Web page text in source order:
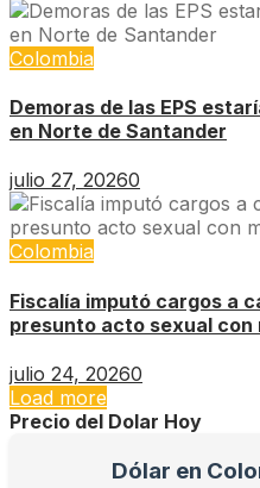
Colombia
Demoras de las EPS
en Norte de Santander
julio 27, 20260
Colombia
Fiscalía imputó cargos a
presunto acto sexual con
julio 24, 20260
Load more
Precio del Dolar Hoy
Dólar en